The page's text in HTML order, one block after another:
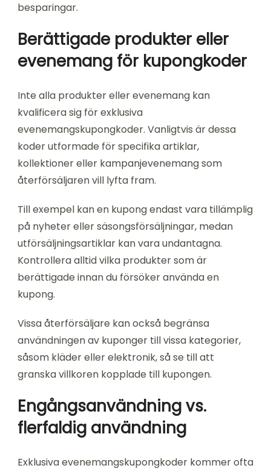
besparingar.
Berättigade produkter eller
evenemang för kupongkoder
Inte alla produkter eller evenemang kan
kvalificera sig för exklusiva
evenemangskupongkoder. Vanligtvis är dessa
koder utformade för specifika artiklar,
kollektioner eller kampanjevenemang som
återförsäljaren vill lyfta fram.
Till exempel kan en kupong endast vara tillämplig
på nyheter eller säsongsförsäljningar, medan
utförsäljningsartiklar kan vara undantagna.
Kontrollera alltid vilka produkter som är
berättigade innan du försöker använda en
kupong.
Vissa återförsäljare kan också begränsa
användningen av kuponger till vissa kategorier,
såsom kläder eller elektronik, så se till att
granska villkoren kopplade till kupongen.
Engångsanvändning vs.
flerfaldig användning
Exklusiva evenemangskupongkoder kommer ofta